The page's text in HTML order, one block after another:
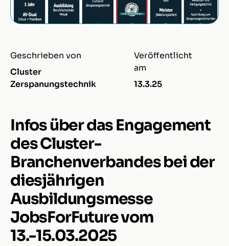
Geschrieben von
Cluster
Zerspanungstechnik
Veröffentlicht
am
13.3.25
Infos über das Engagement
des Cluster-
Branchenverbandes bei der
diesjährigen
Ausbildungsmesse
JobsForFuture vom
13.-15.03.2025